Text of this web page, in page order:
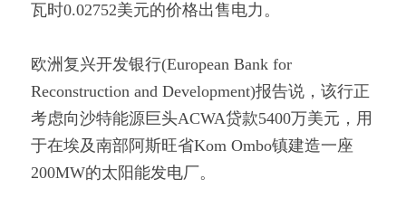
瓦时0.02752美元的价格出售电力。
欧洲复兴开发银行(European Bank for
Reconstruction and Development)报告说，该行正
考虑向沙特能源巨头ACWA贷款5400万美元，用
于在埃及南部阿斯旺省Kom Ombo镇建造一座
200MW的太阳能发电厂。